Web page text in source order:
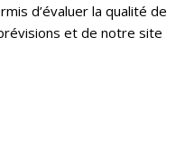
d’évaluer la qualité de
et de notre site